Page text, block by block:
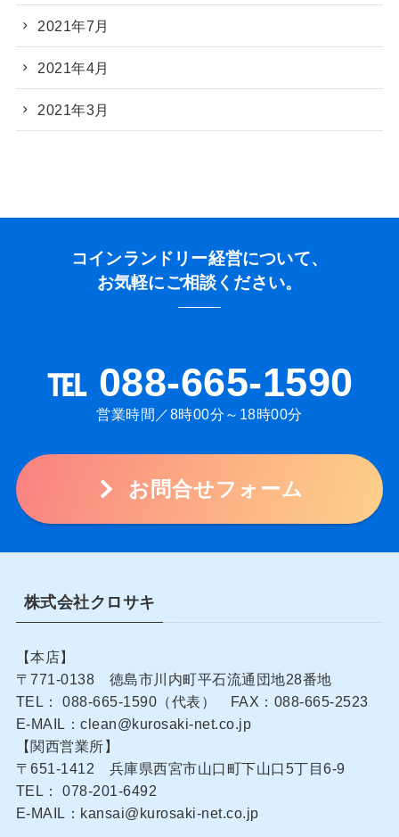
2021年7月
2021年4月
2021年3月
コインランドリー経営について、
お気軽にご相談ください。
℡ 088-665-1590
営業時間／8時00分～18時00分
お問合せフォーム
株式会社クロサキ
【本店】
〒771-0138 徳島市川内町平石流通団地28番地
TEL： 088-665-1590（代表） FAX：088-665-2523
E-MAIL：clean@kurosaki-net.co.jp
【関西営業所】
〒651-1412 兵庫県西宮市山口町下山口5丁目6-9
TEL： 078-201-6492
E-MAIL：kansai@kurosaki-net.co.jp